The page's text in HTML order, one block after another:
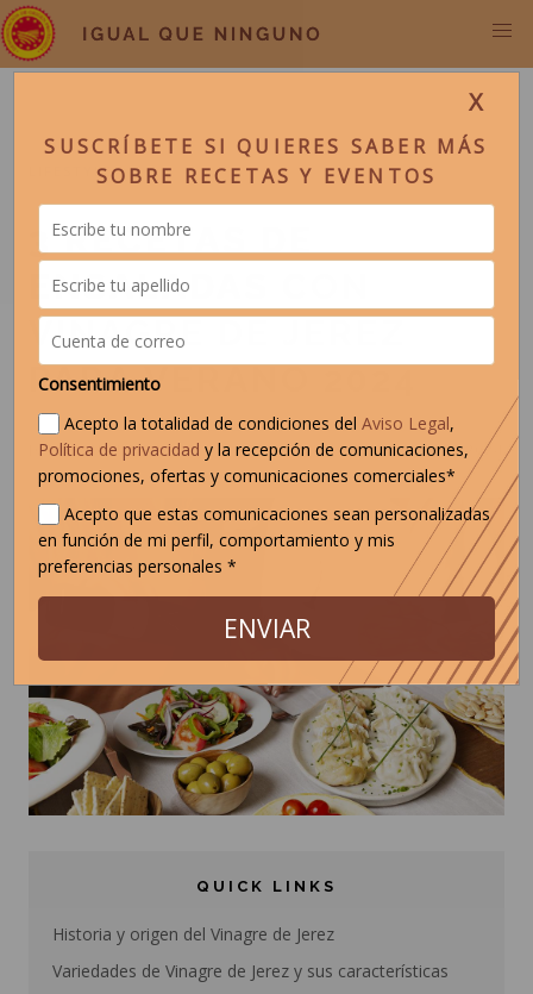
LIFESTYLE
3 RECETAS DE
ENSALADAS CON
VINAGRE DE JEREZ
PARA VERANO 2024
JORDI LUQUE LUN, 03 JUN 2024
QUICK LINKS
Historia y origen del Vinagre de Jerez
Variedades de Vinagre de Jerez y sus características
X
SUSCRÍBETE SI QUIERES SABER MÁS
SOBRE RECETAS Y EVENTOS
Consentimiento
Acepto la totalidad de condiciones delAviso Legal,
Política de privacidad y la recepción de comunicaciones,
promociones, ofertas y comunicaciones comerciales*
Acepto que estas comunicaciones sean personalizadas
en función de mi perfil, comportamiento y mis
preferencias personales *
ENVIAR